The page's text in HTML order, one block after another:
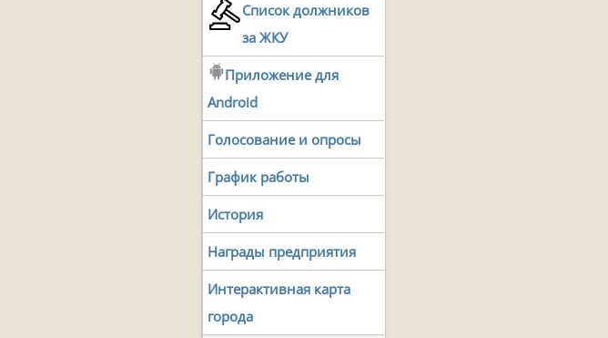
Список должников
за ЖКУ
Приложение для
Android
Голосование и опросы
График работы
История
Награды предприятия
Интерактивная карта
города